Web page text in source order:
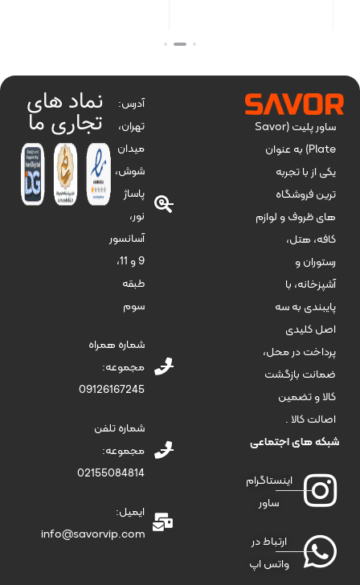
بستن
ساور پلیت (Savor
Plate) به عنوان
یکی از با تجربه
ترین فروشگاه
های ظروف و لوازم
کافه، هتل،
رستوران و
آشپزخانه، با
پایبندی به سه
اصل کلیدی
پرداخت در محل،
ضمانت بازگشت
کالا و تضمین
اصالت کالا .
شبکه های اجتماعی
اینستاگرام
ساور
ارتباط در
واتس اپ
آدرس:
تهران،
میدان
شوش،
پاساژ
نور،
آسانسور
9 و 11،
طبقه
سوم
شماره همراه
مجموعه:
09126167245
شماره تلفن
مجموعه:
02155084814
ایمیل:
info@savorvip.com
نماد های
تجاری ما